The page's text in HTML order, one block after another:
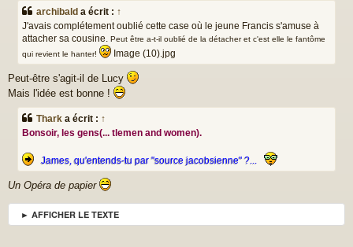
archibald a écrit : ↑
J'avais complétement oublié cette case où le jeune Francis s'amuse à
attacher sa cousine.
Peut être a-t-il oublié de la détacher et c'est elle le fantôme
qui revient le hanter!
Image (10).jpg
Peut-être s'agit-il de Lucy
Mais l'idée est bonne !
Thark a écrit : ↑
Bonsoir, les gens(... tlemen and women).
James, qu'entends-tu par "source jacobsienne" ?...
Un Opéra de papier
► AFFICHER LE TEXTE